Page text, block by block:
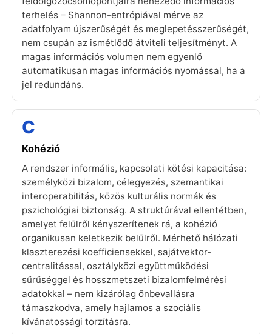
terhelés – Shannon-entrópiával mérve az
adatfolyam újszerűségét és meglepetésszerűségét,
nem csupán az ismétlődő átviteli teljesítményt. A
magas információs volumen nem egyenlő
automatikusan magas információs nyomással, ha a
jel redundáns.
C
Kohézió
A rendszer informális, kapcsolati kötési kapacitása:
személyközi bizalom, célegyezés, szemantikai
interoperabilitás, közös kulturális normák és
pszichológiai biztonság. A struktúrával ellentétben,
amelyet felülről kényszerítenek rá, a kohézió
organikusan keletkezik belülről. Mérhető hálózati
klaszterezési koefficiensekkel, sajátvektor-
centralitással, osztályközi együttműködési
sűrűséggel és hosszmetszeti bizalomfelmérési
adatokkal – nem kizárólag önbevallásra
támaszkodva, amely hajlamos a szociális
kívánatossági torzításra.